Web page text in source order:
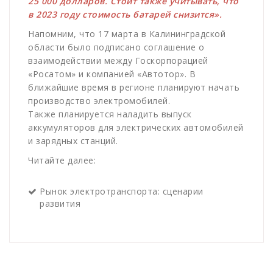
в 2023 году стоимость батарей снизится».
Напомним, что 17 марта в Калининградской
области было подписано соглашение о
взаимодействии между Госкорпорацией
«Росатом» и компанией «Автотор». В
ближайшие время в регионе планируют начать
производство электромобилей.
Также планируется наладить выпуск
аккумуляторов для электрических автомобилей
и зарядных станций.
Читайте далее:
Рынок электротранспорта: сценарии
развития